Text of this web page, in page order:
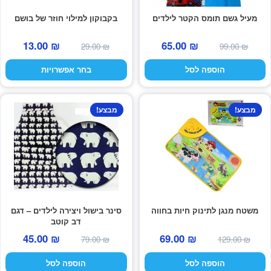
מעיל גשם תומס הקטר לילדים
99.00₪
המחיר
המקורי
היה:
65.00 ₪
המחיר
הנוכחי
הוא:
הוספה לסל
בקבוקון למילוי חוזר של בושם
29.00₪
המחיר
המקורי
היה:
13.00 ₪
הוא:
בחר אפשרויות
בעמוד
המוצר
משטח מנגן לתינוק חיות בחווה
מבצע!
129.00₪
המחיר
המקורי
היה:
69.00 ₪
המחיר
הנוכחי
הוא:
הוספה לסל
סינר בישול ויצירה לילדים – דגם
דב קוטב
מבצע!
79.00₪
המחיר
המקורי
היה:
45.00 ₪
הוא:
הוספה לסל